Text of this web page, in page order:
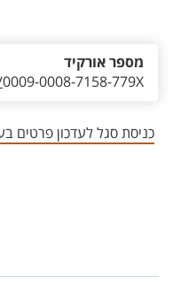
0009-0008-7158-779X
מספר אורקיד
כניסת סגל לעדכון פרטים